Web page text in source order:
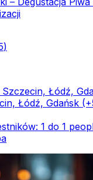
)
Szczecin, Łódź,
Łódź, Gdańsk (+
1 do 1